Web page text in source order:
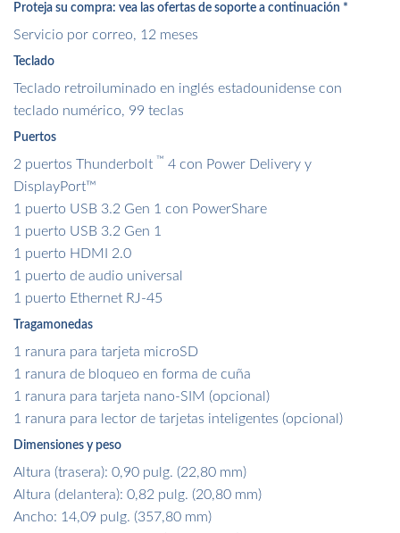
Proteja su compra: vea las ofertas de soporte a continuación *
Servicio por correo, 12 meses
Teclado
Teclado retroiluminado en inglés estadounidense con
teclado numérico, 99 teclas
Puertos
2 puertos Thunderbolt ™ 4 con Power Delivery y
DisplayPort™
1 puerto USB 3.2 Gen 1 con PowerShare
1 puerto USB 3.2 Gen 1
1 puerto HDMI 2.0
1 puerto de audio universal
1 puerto Ethernet RJ-45
Tragamonedas
1 ranura para tarjeta microSD
1 ranura de bloqueo en forma de cuña
1 ranura para tarjeta nano-SIM (opcional)
1 ranura para lector de tarjetas inteligentes (opcional)
Dimensiones y peso
Altura (trasera): 0,90 pulg. (22,80 mm)
Altura (delantera): 0,82 pulg. (20,80 mm)
Ancho: 14,09 pulg. (357,80 mm)